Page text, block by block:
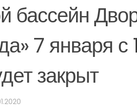
бассейн
7 января с
закрыт